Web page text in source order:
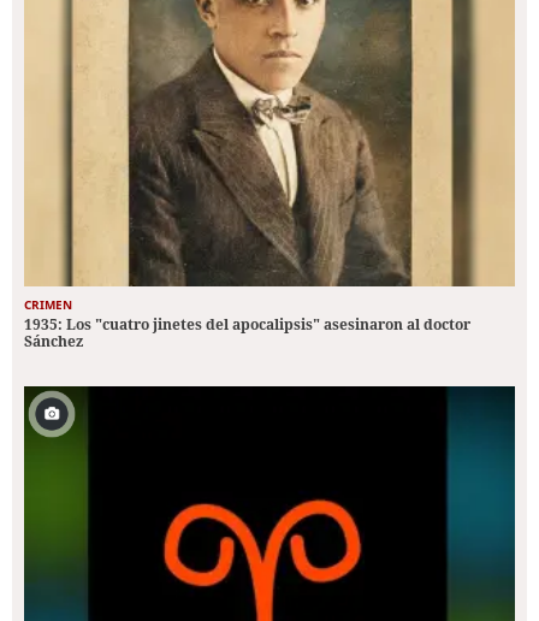
CRIMEN
1935: Los "cuatro jinetes del apocalipsis" asesinaron al doctor
Sánchez